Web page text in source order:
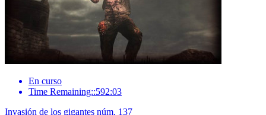
En curso
Time Remaining::592:03
Invasión de los gigantes núm. 137